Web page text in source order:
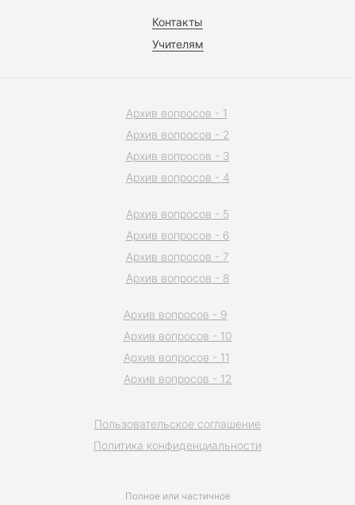
Контакты
Учителям
Полное или частичное
Пользовательское соглашение
Политика конфиденциальности
Архив вопросов - 1
Архив вопросов - 2
Архив вопросов - 3
Архив вопросов - 4
Архив вопросов - 5
Архив вопросов - 6
Архив вопросов - 7
Архив вопросов - 8
Архив вопросов - 9
Архив вопросов - 10
Архив вопросов - 11
Архив вопросов - 12